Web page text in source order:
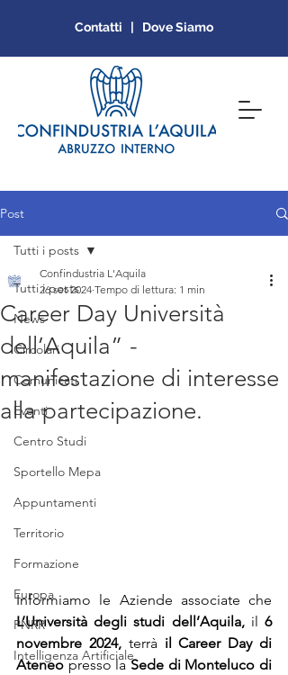
Contatti | Dove Siamo
Post
Tutti i posts
News
Circolari
Comunicati
Eventi
Centro Studi
Sportello Mepa
Appuntamenti
Territorio
Formazione
Europa
PNRR
Intelligenza Artificiale
Tutti i posts
Career Day Università
dell’Aquila” -
manifestazione di interesse
alla partecipazione.
Confindustria L'Aquila
26 set 2024 Tempo di lettura: 1 min
L’Università degli studi dell’Aquila, il 6
novembre 2024, terrà il Career Day di
Ateneo presso la Sede di Monteluco di